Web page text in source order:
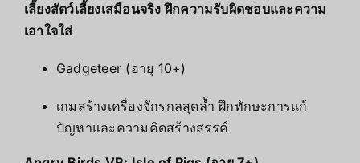
เลี้ยงสัตว์เลี้ยงเสมือนจริง ฝึกความรับผิดชอบและความ
เอาใจใส่
Gadgeteer (อายุ 10+)
เกมสร้างเครื่องจักรกลสุดล้ำ ฝึกทักษะการแก้
ปัญหาและความคิดสร้างสรรค์